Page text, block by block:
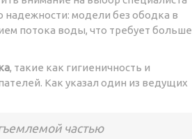
надежности: модели без ободка в
потока воды, что требует больше
, такие как гигиеничность и
Как указал один из ведущих
частью